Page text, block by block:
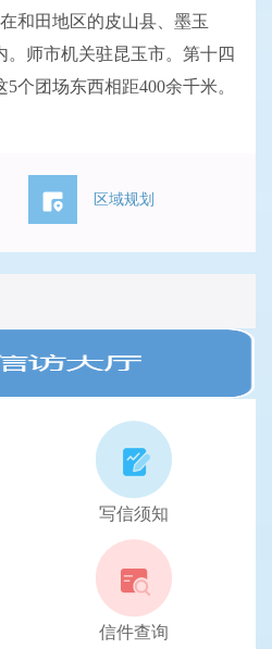
和田地区的皮山县、墨玉
。师市机关驻昆玉市。第十四
个团场东西相距400余千米。
区域规划
写信须知
信件查询